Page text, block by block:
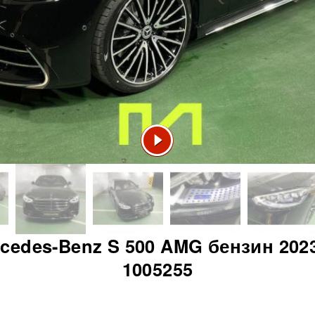
Benz S 500 AMG бензин
1005255